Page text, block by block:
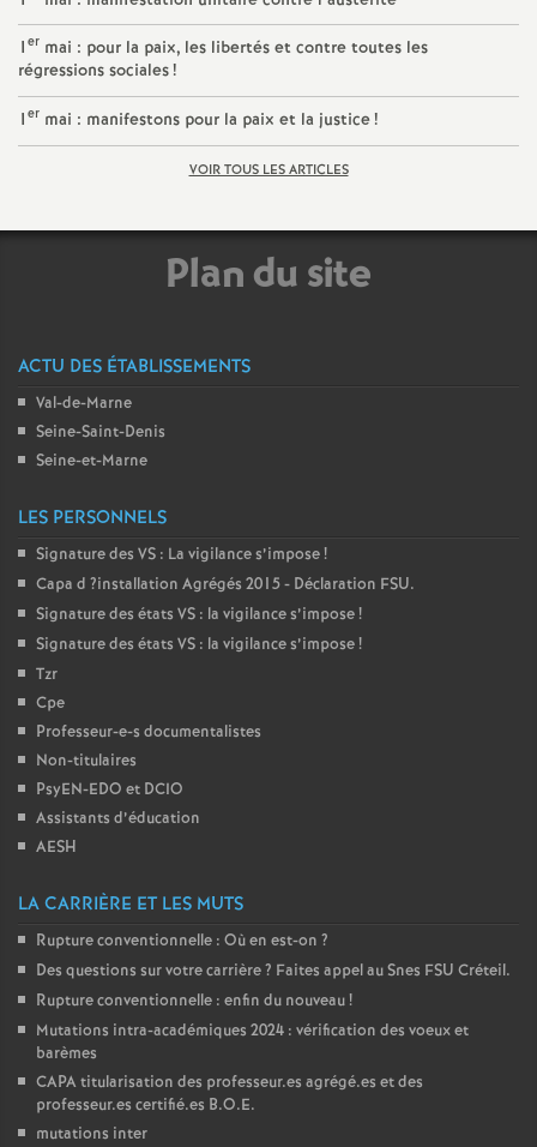
1er mai : pour la paix, les libertés et contre toutes les
régressions sociales!
1er mai : manifestons pour la paix et la justice!
VOIR TOUS LES ARTICLES
Plan du site
ACTU DES ÉTABLISSEMENTS
Val-de-Marne
Seine-Saint-Denis
Seine-et-Marne
LES PERSONNELS
Signature des VS : La vigilance s’impose!
Capa d ?installation Agrégés 2015 - Déclaration FSU.
Signature des états VS : la vigilance s’impose!
Signature des états VS : la vigilance s’impose!
Tzr
Cpe
Professeur-e-s documentalistes
Non-titulaires
PsyEN-EDO et DCIO
Assistants d’éducation
AESH
LA CARRIÈRE ET LES MUTS
Rupture conventionnelle : Où en est-on ?
Des questions sur votre carrière? Faites appel au Snes FSU Créteil.
Rupture conventionnelle : enfin du nouveau!
Mutations intra-académiques 2024 : vérification des voeux et
barèmes
CAPAtitularisation des professeur.es agrégé.es et des
professeur.es certifié.es B.O.E.
mutations inter